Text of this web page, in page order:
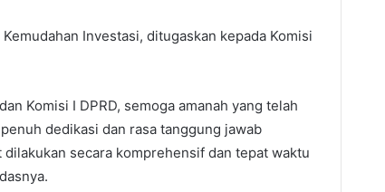
Investasi, ditugaskan kepada Komisi
Komisi I DPRD, semoga amanah yang telah
dedikasi dan rasa tanggung jawab
secara komprehensif dan tepat waktu